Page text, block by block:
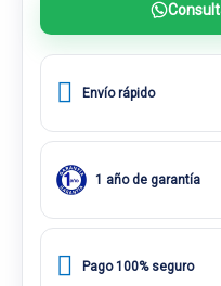
Envío rápido
1 año de garantía
Pago 100% seguro